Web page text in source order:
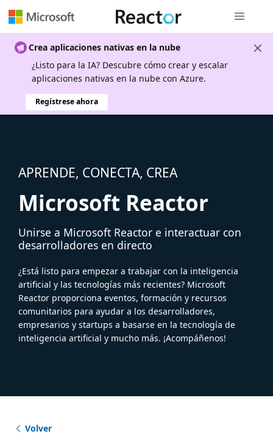
Crea aplicaciones nativas en la nube
¿Listo para la IA? Descubre cómo crear y escalar
aplicaciones nativas en la nube con Azure.
Regístrese ahora
APRENDE, CONECTA, CREA
Microsoft Reactor
Unirse a Microsoft Reactor e interactuar con
desarrolladores en directo
¿Está listo para empezar a trabajar con la inteligencia
artificial y las tecnologías más recientes? Microsoft
Reactor proporciona eventos, formación y recursos
comunitarios para ayudar a los desarrolladores,
empresarios y startups a basarse en la tecnología de
inteligencia artificial y mucho más. ¡Acompáñenos!
Volver